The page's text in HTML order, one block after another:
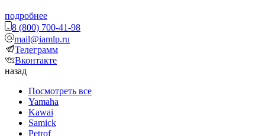
подробнее
8 (800) 700-41-98
mail@iamlp.ru
Телеграмм
Вконтакте
назад
Посмотреть все
Yamaha
Kawai
Samick
Petrof